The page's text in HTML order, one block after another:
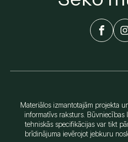
Materiālos izmantotajām projekta
informatīvs raksturs. Būvniecības
tehniskās specifikācijas var tikt
brīdinājuma ievērojot jebkuru